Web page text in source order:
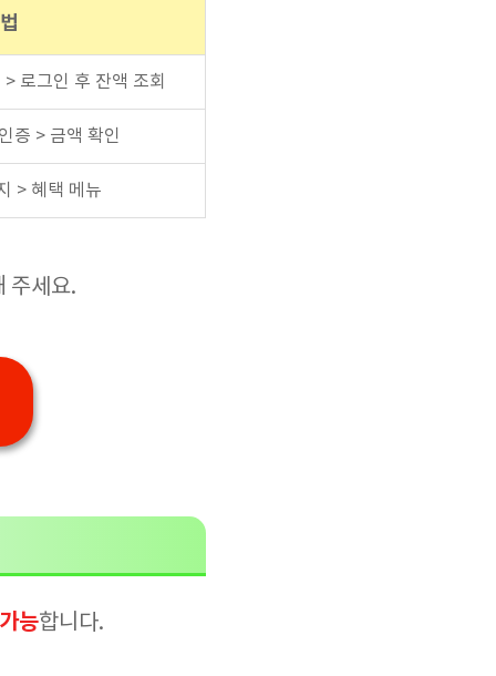
로그인 후 잔액 조회
증 > 금액 확인
> 혜택 메뉴
주세요.
능합니다.